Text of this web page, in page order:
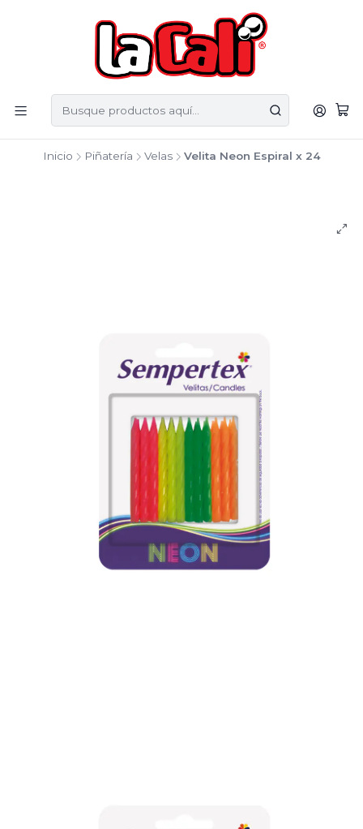
Inicio Piñatería Velas Velita Neon Espiral x 24